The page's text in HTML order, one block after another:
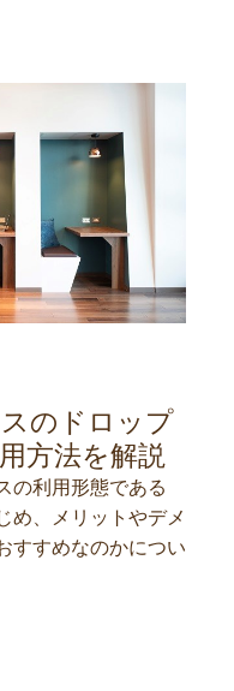
のドロップ
方法を解説
の利用形態である
め、メリットやデメ
すすめなのかについ